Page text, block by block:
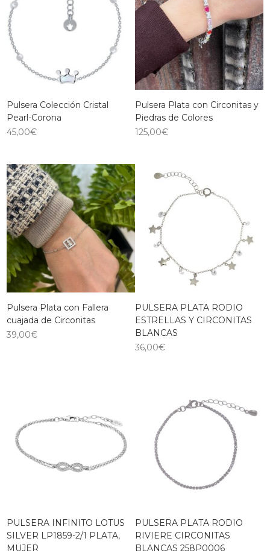
Pulsera Colección Cristal
Pearl-Corona
45,00€
Pulsera Plata con Circonitas y
Piedras de Colores
125,00€
Pulsera Plata con Fallera
cuajada de Circonitas
39,00€
PULSERA PLATA RODIO
ESTRELLAS Y CIRCONITAS
BLANCAS
36,00€
PULSERA INFINITO LOTUS
SILVER LP1859-2/1 PLATA,
MUJER
PULSERA PLATA RODIO
RIVIERE CIRCONITAS
BLANCAS 258P0006